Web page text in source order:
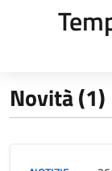
Novità (1)